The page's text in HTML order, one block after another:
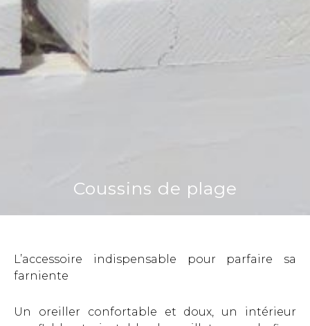
Coussins de plage
L’accessoire indispensable pour parfaire sa
farniente
Un oreiller confortable et doux, un intérieur